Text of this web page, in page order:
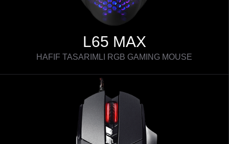
L65 MAX
HAFIF TASARIMLI RGB GAMING MOUSE